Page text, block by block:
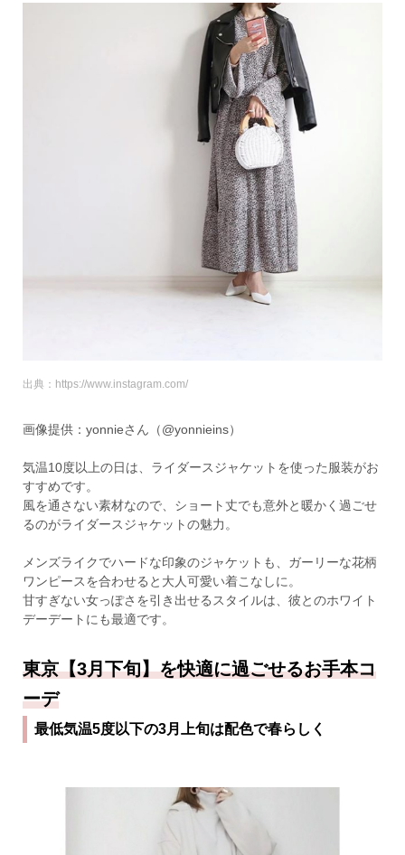
出典：https://www.instagram.com/
画像提供：yonnieさん（@yonnieins）
気温10度以上の日は、ライダースジャケットを使った服装がお
すすめです。
風を通さない素材なので、ショート丈でも意外と暖かく過ごせ
るのがライダースジャケットの魅力。
メンズライクでハードな印象のジャケットも、ガーリーな花柄
ワンピースを合わせると大人可愛い着こなしに。
甘すぎない女っぽさを引き出せるスタイルは、彼とのホワイト
デーデートにも最適です。
東京【3月下旬】を快適に過ごせるお手本コ
ーデ
最低気温5度以下の3月上旬は配色で春らしく